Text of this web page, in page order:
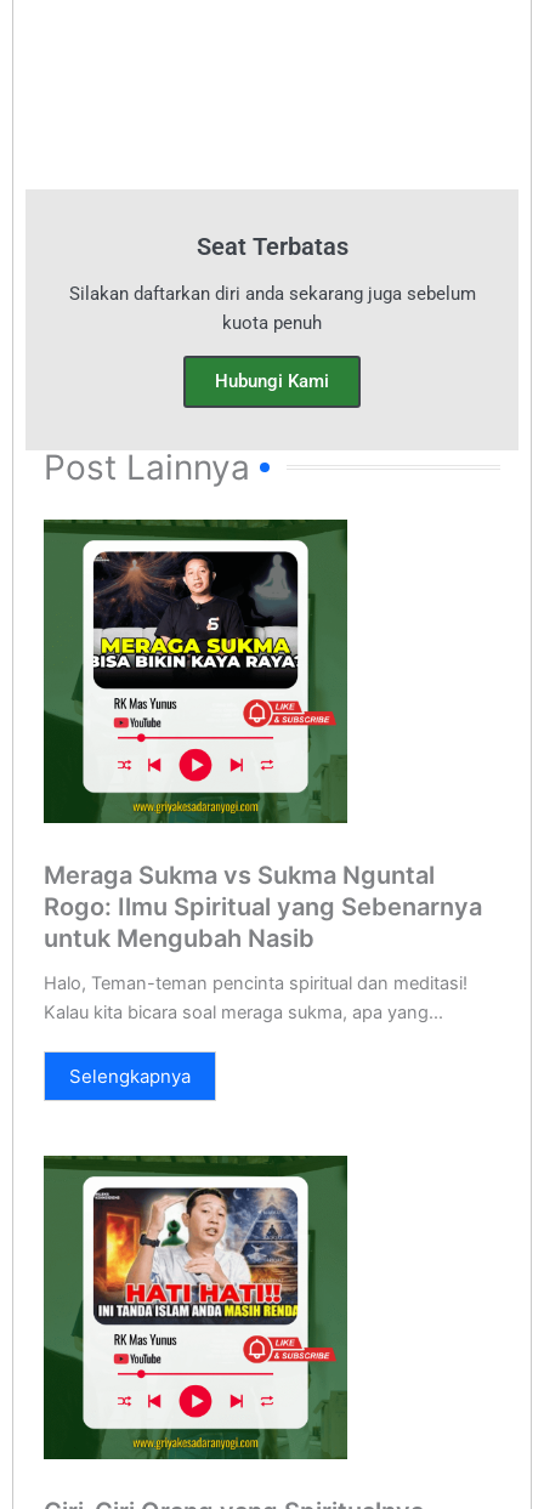
Seat Terbatas
Silakan daftarkan diri anda sekarang juga sebelum
kuota penuh
Hubungi Kami
Post Lainnya
Meraga Sukma vs Sukma Nguntal
Rogo: Ilmu Spiritual yang Sebenarnya
untuk Mengubah Nasib
Halo, Teman-teman pencinta spiritual dan meditasi!
Kalau kita bicara soal meraga sukma, apa yang...
Selengkapnya